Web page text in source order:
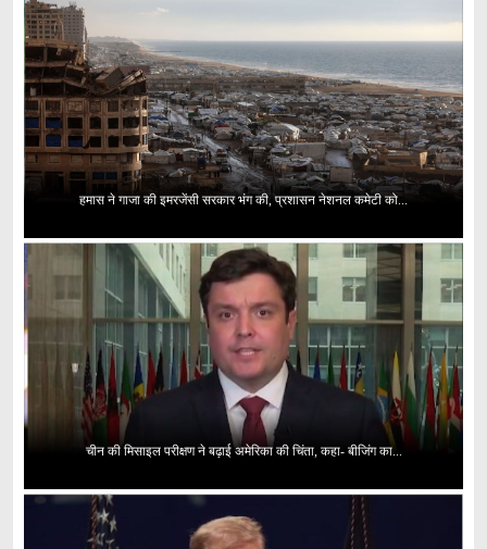
हमास ने गाजा की इमरजेंसी सरकार भंग की, प्रशासन नेशनल कमेटी को...
चीन की मिसाइल परीक्षण ने बढ़ाई अमेरिका की चिंता, कहा- बीजिंग का...